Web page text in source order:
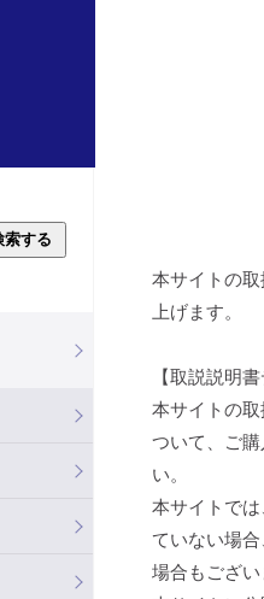
索する
本サイトの
上げます。
【取説説明
本サイトの
ついて、ご
い。
本サイトで
ていない場
場合もござい